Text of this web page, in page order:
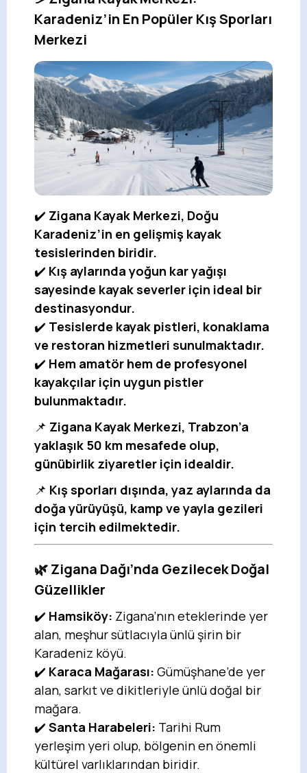
Karadeniz’in En Popüler Kış Sporları
Merkezi
✔️ Zigana Kayak Merkezi, Doğu
Karadeniz’in en gelişmiş kayak
tesislerinden biridir.
✔️ Kış aylarında yoğun kar yağışı
sayesinde kayak severler için ideal bir
destinasyondur.
✔️ Tesislerde kayak pistleri, konaklama
ve restoran hizmetleri sunulmaktadır.
✔️ Hem amatör hem de profesyonel
kayakçılar için uygun pistler
bulunmaktadır.
📌 Zigana Kayak Merkezi, Trabzon’a
yaklaşık 50 km mesafede olup,
günübirlik ziyaretler için idealdir.
📌 Kış sporları dışında, yaz aylarında da
doğa yürüyüşü, kamp ve yayla gezileri
için tercih edilmektedir.
🌿 Zigana Dağı’nda Gezilecek Doğal
Güzellikler
✔️ Hamsiköy: Zigana’nın eteklerinde yer
alan, meşhur sütlacıyla ünlü şirin bir
Karadeniz köyü.
✔️ Karaca Mağarası: Gümüşhane’de yer
alan, sarkıt ve dikitleriyle ünlü doğal bir
mağara.
✔️ Santa Harabeleri: Tarihi Rum
yerleşim yeri olup, bölgenin en önemli
kültürel varlıklarından biridir.